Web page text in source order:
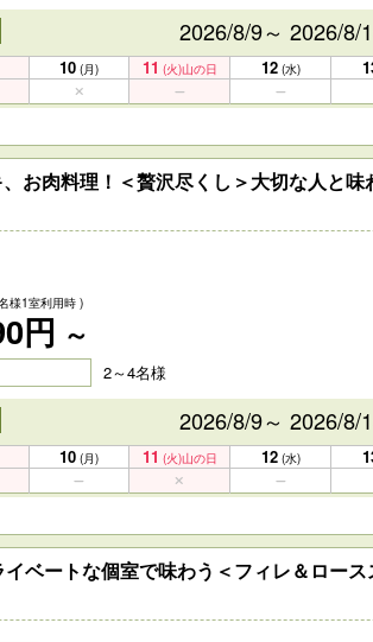
2026/8/9～ 2026/8/
10 (月) 11 (火)山の日 12 (水)
お肉料理！＜贅沢尽くし＞大切な人と
様1室利用時 )
円 ～
2～4名様
2026/8/9～ 2026/8/
10 (月) 11 (火)山の日 12 (水)
ベートな個室で味わう＜フィレ＆ロー